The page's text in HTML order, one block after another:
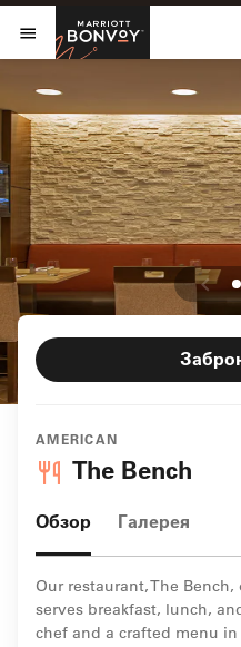
Skip to Content
Открыть меню
Marriott
AMERICAN
The Bench
Обзор Галерея
Our restaurant, The
serves breakfast, lunch,
chef and a crafted menu